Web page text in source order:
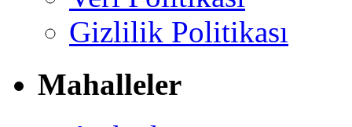
Gizlilik Politikası
Mahalleler